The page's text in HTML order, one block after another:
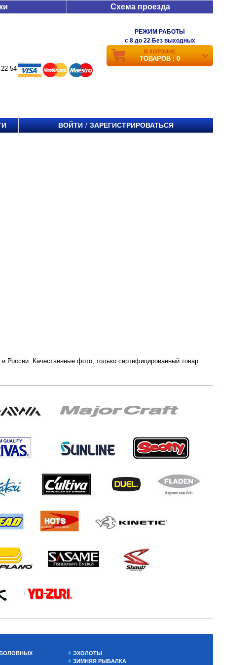
Схема проезда
54
РЕЖИМ РАБОТЫ
c 8 до 22 Без выходных
В КОРЗИНЕ
ТОВАРОВ : 0
ВОЙТИ / ЗАРЕГИСТРИРОВАТЬСЯ
России. Качественные фото, только сертифицированный товар.
ЭХОЛОТЫ
ЗИМНЯЯ РЫБАЛКА